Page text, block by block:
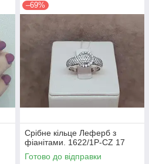
–69%
Срібне кільце Леферб з
фіанітами. 1622/1Р-CZ 17
Готово до відправки